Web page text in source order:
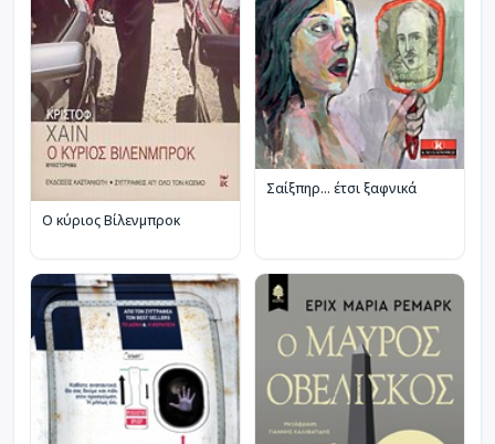
Ο κύριος Βίλενμπροκ
Σαίξπηρ… έτσι ξαφνικά